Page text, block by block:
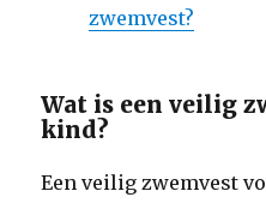
zwemvest?
Wat is een veilig
kind?
Een veilig zwemvest